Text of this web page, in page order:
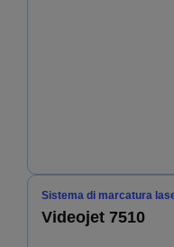
Sistema di marcatura
Videojet 7510